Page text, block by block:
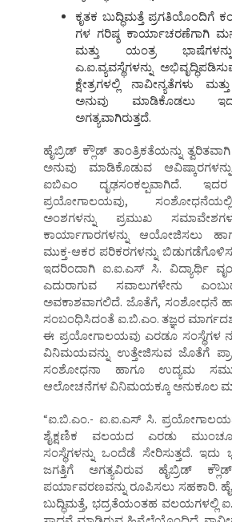
ಕೃತಕ ಬುದ್ಧಿಮತ್ತೆ ಪ್ರಗತಿಯೊಂದಿಗೆ
ಗಳ ಗರಿಷ್ಠ ಕಾರ್ಯಾಚರಣೆಗಾಗಿ
ಮತ್ತು ಯಂತ್ರ
ಎ.ಐ.ವ್ಯವಸ್ಥೆಗಳನ್ನು
ಕ್ಷೇತ್ರಗಳಲ್ಲಿ ನಾವೀನ್ಯತೆಗಳು
ಅನುವು ಮಾಡಿಕೊಡಲು
ಅಗತ್ಯವಾಗಿರುತ್ತದೆ.
ಹೈಬ್ರಿಡ್ ಕ್ಲೌಡ್ ತಾಂತ್ರಿಕತೆಯನ್ನು
ಅನುವು ಮಾಡಿಕೊಡುವ
ಐಬಿಎಂ ದೃಢಸಂಕಲ್ಪವಾಗಿದೆ.
ಪ್ರಯೋಗಾಲಯವು,
ಅಂಶಗಳನ್ನು ಪ್ರಮುಖ
ಕಾರ್ಯಾಗಾರಗಳನ್ನು ಆಯೋಜಿಸಲು
ಮುಕ್ತ-ಆಕರ ಪರಿಕರಗಳನ್ನು
ಇದರಿಂದಾಗಿ ಐ.ಐ.ಎಸ್ ಸಿ. ವಿದ್ಯಾರ್ಥಿ
ಎದುರಾಗುವ ಸವಾಲುಗಳೇನು
ಅವಕಾಶವಾಗಲಿದೆ. ಜೊತೆಗೆ, ಸಂಶೋಧನೆ
ಸಂಬಂಧಿಸಿದಂತೆ ಐ.ಬಿ.ಎಂ. ತಜ್ಞರ
ಈ ಪ್ರಯೋಗಾಲಯವು ಎರಡೂ ಸಂಸ್ಥೆಗಳ
ವಿನಿಮಯವನ್ನು ಉತ್ತೇಜಿಸುವ ಜೊತೆಗೆ
ಸಂಶೋಧನಾ ಹಾಗೂ ಉದ್ಯಮ
ಆಲೋಚನೆಗಳ ವಿನಿಮಯಕ್ಕೂ ಅನುಕೂಲ
“ಐ.ಬಿ.ಎಂ.- ಐ.ಐ.ಎಸ್ ಸಿ.
ಶೈಕ್ಷಣಿಕ ವಲಯದ ಎರಡು
ಸಂಸ್ಥೆಗಳನ್ನು ಒಂದೆಡೆ ಸೇರಿಸುತ್ತದೆ. ಇದು
ಜಗತ್ತಿಗೆ ಅಗತ್ಯವಿರುವ ಹೈಬ್ರಿಡ್
ಪರ್ಯಾವರಣವನ್ನು ರೂಪಿಸಲು ಸಹಕಾರಿ.
ಬುದ್ಧಿಮತ್ತೆ, ಭದ್ರತೆಯಂತಹ ವಲಯಗಳಲ್ಲಿ